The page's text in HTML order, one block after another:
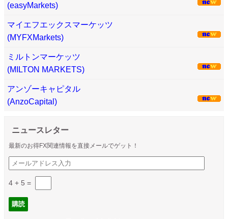
(easyMarkets)
マイエフエックスマーケッツ
(MYFXMarkets)
ミルトンマーケッツ
(MILTON MARKETS)
アンゾーキャピタル
(AnzoCapital)
ニュースレター
最新のお得FX関連情報を直接メールでゲット！
4 + 5 =